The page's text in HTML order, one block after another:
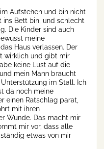
Aufstehen und bin nicht
ins Bett bin, und schlecht
Die Kinder sind auch
meine
Haus verlassen. Der
wirklich und gibt mir
keine Lust auf die
mein Mann braucht
im Stall. Ich
da noch meine
einen Ratschlag parat,
mit ihren
Wunde. Das macht mir
mir vor, dass alle
etwas von mir